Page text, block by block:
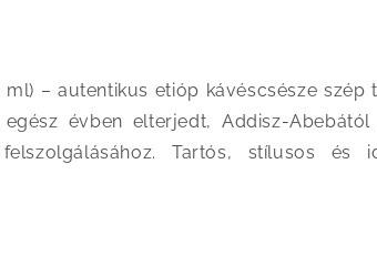
– autentikus etióp kávéscsésze
évben elterjedt, Addisz-
Tartós, stílusos és